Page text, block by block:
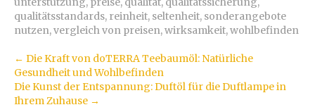
qualitätsstandards, reinheit, seltenheit, sonderangebote
nutzen,vergleich von preisen,wirksamkeit,wohlbefinden
Artikel-
Navigation
← Die Kraft von doTERRA Teebaumöl: Natürliche
Gesundheit und Wohlbefinden
Die Kunst der Entspannung: Duftöl für die Duftlampe in
Ihrem Zuhause →